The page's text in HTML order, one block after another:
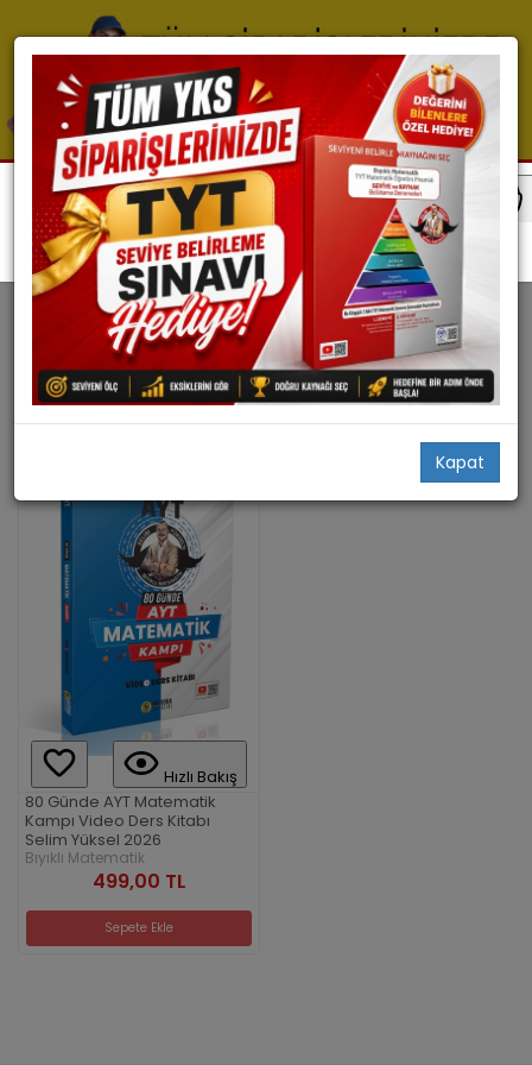
Kapat
Ayt Matematik Ayt Matematik Konu
AYT MATEMATIK KONU 1 ürün bulundu
Filtrele Stoktakiler
Hızlı Bakış
80 Günde AYT Matematik
Kampı Video Ders Kitabı
Selim Yüksel 2026
Bıyıklı Matematik
499,00 TL
Sepete Ekle